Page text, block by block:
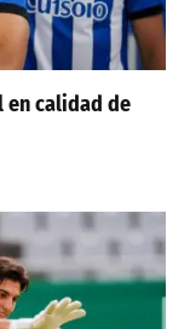
en calidad de